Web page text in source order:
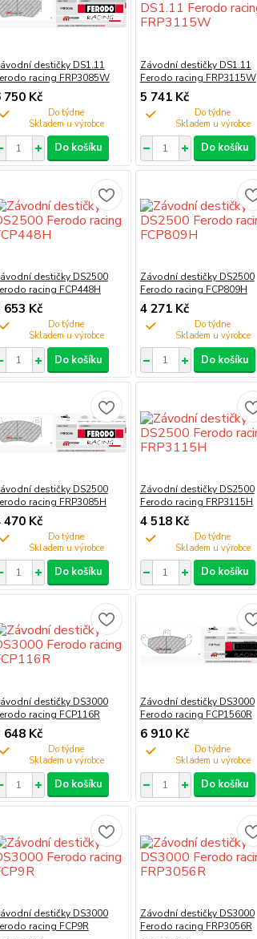
destičky DS1.11
racing FRP3085W
750 Kč
Do týdne
Do košíku
Závodní destičky DS1.11
Ferodo racing FRP3115W
5 741 Kč
Do týdne
Do košíku
destičky DS2500
racing FCP448H
653 Kč
Do týdne
Do košíku
Závodní destičky DS2500
Ferodo racing FCP809H
4 271 Kč
Do týdne
Do košíku
destičky DS2500
racing FRP3085H
470 Kč
Do týdne
Do košíku
Závodní destičky DS2500
Ferodo racing FRP3115H
4 518 Kč
Do týdne
Do košíku
destičky DS3000
racing FCP116R
648 Kč
Do týdne
Do košíku
Závodní destičky DS3000
Ferodo racing FCP1560R
6 910 Kč
Do týdne
Do košíku
destičky DS3000
racing FCP9R
Závodní destičky DS3000
Ferodo racing FRP3056R